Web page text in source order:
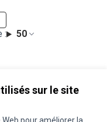
sur le site
: 50